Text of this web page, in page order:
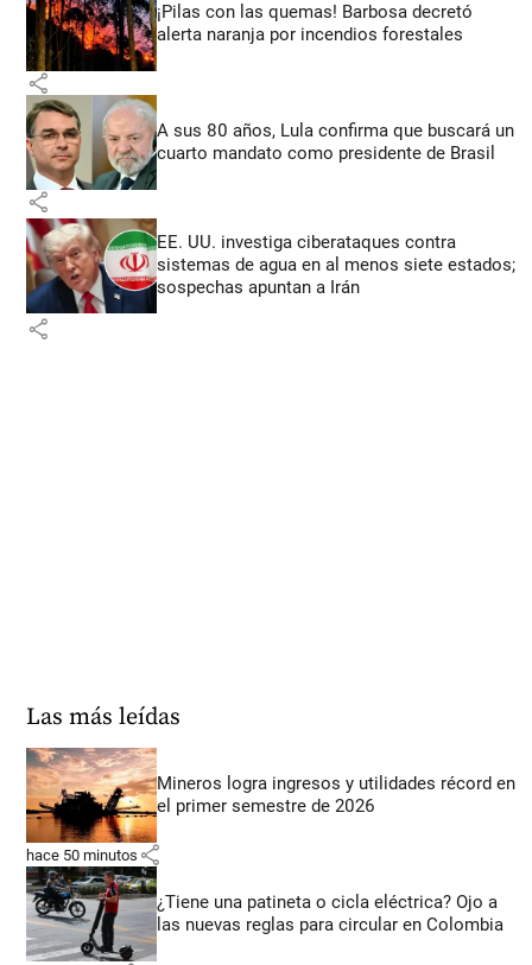
¡Pilas con las quemas! Barbosa decretó
alerta naranja por incendios forestales
share
A sus 80 años, Lula confirma que buscará un
cuarto mandato como presidente de Brasil
share
EE. UU. investiga ciberataques contra
sistemas de agua en al menos siete estados;
sospechas apuntan a Irán
share
Las más leídas
Mineros logra ingresos y utilidades récord en
el primer semestre de 2026
hace 50 minutos share
¿Tiene una patineta o cicla eléctrica? Ojo a
las nuevas reglas para circular en Colombia